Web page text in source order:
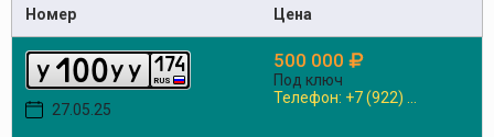
Номер Цена
y100yy RUS
174
27.05.25
500 000
Под ключ
Телефон: +7 (922) ...